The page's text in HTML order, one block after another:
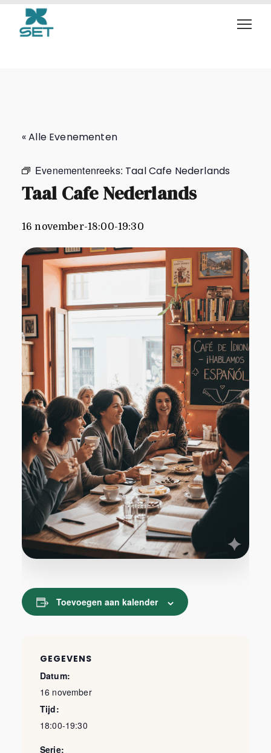
Taal Cafe Nederlands
« Alle Evenementen
Evenementenreeks: Taal Cafe Nederlands
Taal Cafe Nederlands
16 november-18:00-19:30
Toevoegen aan kalender
GEGEVENS
Datum:
16 november
Tijd:
18:00-19:30
Serie: